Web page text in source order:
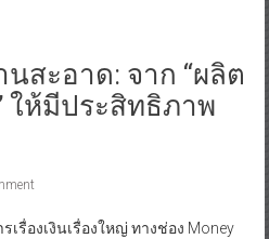
สะอาด: จาก “ผลิต
ให้มีประสิทธิภาพ
รื่องเงินเรื่องใหญ่ ทางช่อง Money